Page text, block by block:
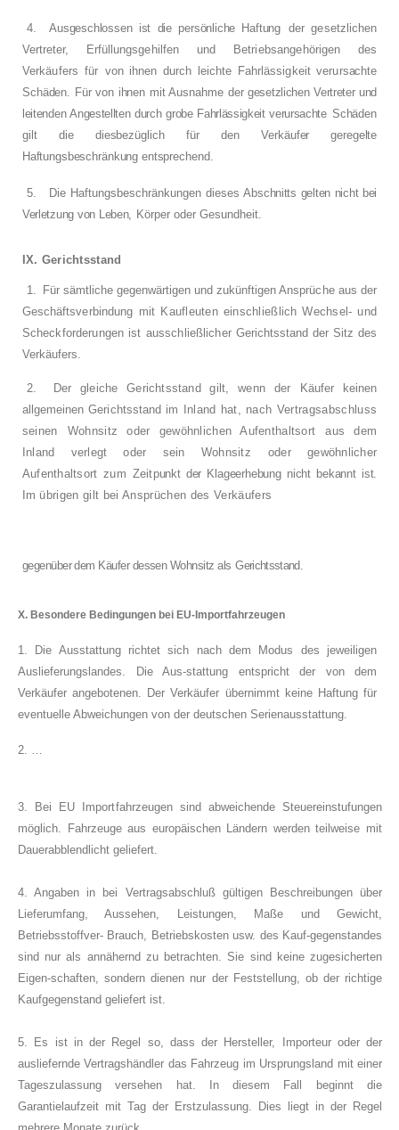
4. Ausgeschlossen ist die persönliche Haftung der gesetzlichen
Vertreter, Erfüllungsgehilfen
und Betriebsangehörigen des
Verkäufers für von ihnen durch leichte Fahrlässigkeit verur­sachte
Schäden. Für von ihnen mit Ausnahme der gesetzlichen Vertreter und
leitenden Ange­stellten durch grobe Fahrlässigkeit verursachte Schäden
gilt die diesbezüglich für den Verkäu­fer geregelte
Haftungsbeschränkung entspre­chend.
5. Die Haftungsbeschränkungen dieses Ab­schnitts gelten nicht bei
Verletzung von Leben, Körper oder Gesundheit.
IX. Gerichtsstand
1. Für sämtliche gegenwärtigen und zukünfti­gen Ansprüche aus der
Geschäftsverbindung mit Kaufleuten einschließlich Wechsel- und
Scheckforderungen ist ausschließlicher Ge­richtsstand der Sitz des
Verkäufers.
2. Der gleiche Gerichtsstand gilt, wenn der
Käufer keinen
allgemeinen Gerichtsstand im
Inland hat, nach Vertragsabschluss
seinen
Wohnsitz oder gewöhnlichen Aufenthaltsort
aus dem
Inland verlegt oder sein Wohnsitz
oder gewöhnlicher
Aufenthaltsort zum Zeit­punkt der Klageerhebung nicht bekannt ist.
Im übrigen gilt bei Ansprüchen des Verkäufers
gegenüber dem Käufer dessen Wohnsitz als Gerichtsstand.
X. Besondere Bedingungen bei EU-Importfahrzeugen
1. Die Ausstattung richtet sich nach dem Modus des jeweiligen
Auslieferungslandes. Die Aus-stattung entspricht der von dem
Verkäufer angebotenen. Der Verkäufer übernimmt keine Haftung für
eventuelle Abweichungen von der deutschen Serienausstattung.
2. …
3. Bei EU Importfahrzeugen sind abweichende Steuereinstufungen
möglich. Fahrzeuge aus europäischen Ländern werden teilweise mit
Dauerabblendlicht geliefert.
4. Angaben in bei Vertragsabschluß gültigen Beschreibungen über
Lieferumfang, Aussehen, Leistungen, Maße und Gewicht,
Betriebsstoffver- Brauch, Betriebskosten usw. des Kauf-gegenstandes
sind nur als annähernd zu betrachten. Sie sind keine zugesicherten
Eigen-schaften, sondern dienen nur der Feststellung, ob der richtige
Kaufgegenstand geliefert ist.
5. Es ist in der Regel so, dass der Hersteller, Importeur oder der
ausliefernde Vertragshändler das Fahrzeug im Ursprungsland mit einer
Tageszulassung versehen hat. In diesem Fall beginnt die
Garantielaufzeit mit Tag der Erstzulassung. Dies liegt in der Regel